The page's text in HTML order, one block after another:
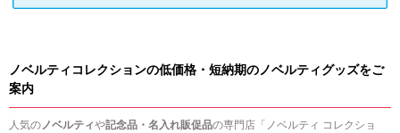
ノベルティコレクションの低価格・短納期のノベルティグッズをご
案内
人気のノベルティや記念品・名入れ販促品の専門店「ノベルティ コレクショ